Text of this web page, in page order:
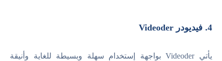
4. فيديودر Videoder
يأتي Videoder بواجهة إستخدام سهلة وبسيطة للغاية وأنيقة